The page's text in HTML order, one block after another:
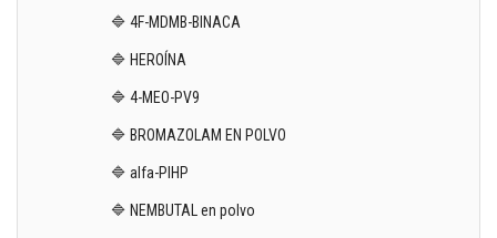
🔷 4F-MDMB-BINACA
🔷 HEROÍNA
🔷 4-MEO-PV9
🔷 BROMAZOLAM EN POLVO
🔷 alfa-PIHP
🔷 NEMBUTAL en polvo